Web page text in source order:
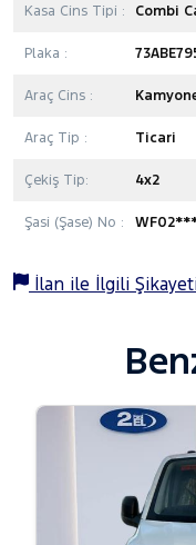
Kasa Cins Tipi : Combi
Plaka :
Araç Cins :
Araç Tip : Ticari
Çekiş Tip: 4x2
Şasi (Şase) No :
İlan ile İlgili